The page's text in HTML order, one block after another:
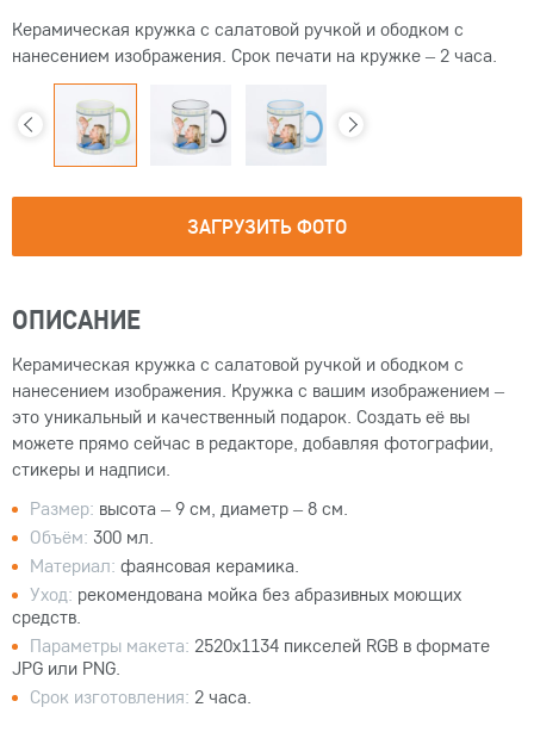
Керамическая кружка с салатовой ручкой и ободком с
нанесением изображения. Срок печати на кружке – 2 часа.
ЗАГРУЗИТЬ ФОТО
ОПИСАНИЕ
Керамическая кружка с салатовой ручкой и ободком с
нанесением изображения. Кружка с вашим изображением –
это уникальный и качественный подарок. Создать её вы
можете прямо сейчас в редакторе, добавляя фотографии,
стикеры и надписи.
Размер: высота – 9 см, диаметр – 8 см.
Объём: 300 мл.
Материал: фаянсовая керамика.
Уход: рекомендована мойка без абразивных моющих
средств.
Параметры макета: 2520x1134 пикселей RGB в формате
JPG или PNG.
Срок изготовления: 2 часа.